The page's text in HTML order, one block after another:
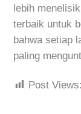
lebih
terbaik untuk
bahwa setiap
paling
Post Views: